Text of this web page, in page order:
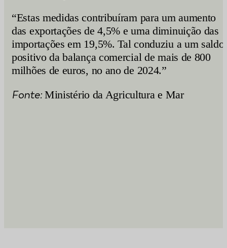
“Estas medidas contribuíram para um aumento
das exportações de 4,5% e uma diminuição das
importações em 19,5%. Tal conduziu a um saldo
positivo da balança comercial de mais de 800
milhões de euros, no ano de 2024.”
Fonte: Ministério da Agricultura e Mar